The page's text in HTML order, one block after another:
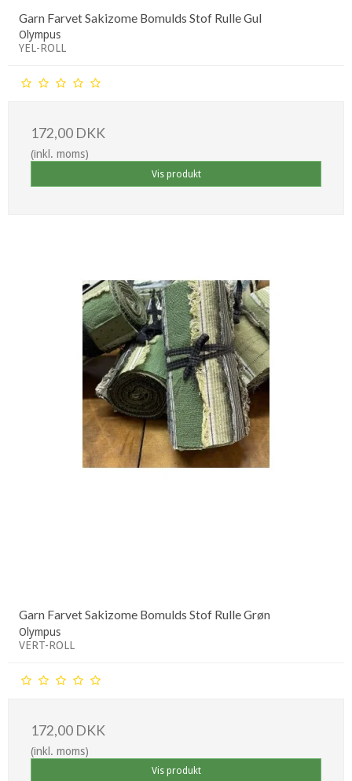
Garn Farvet Sakizome Bomulds Stof Rulle Gul
Olympus
YEL-ROLL
172,00 DKK
(inkl. moms)
Vis produkt
Garn Farvet Sakizome Bomulds Stof Rulle Grøn
Olympus
VERT-ROLL
172,00 DKK
(inkl. moms)
Vis produkt